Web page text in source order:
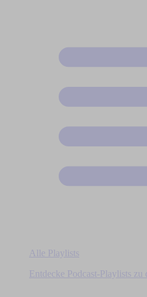
Alle Playlists
Entdecke Podcast-Playlists